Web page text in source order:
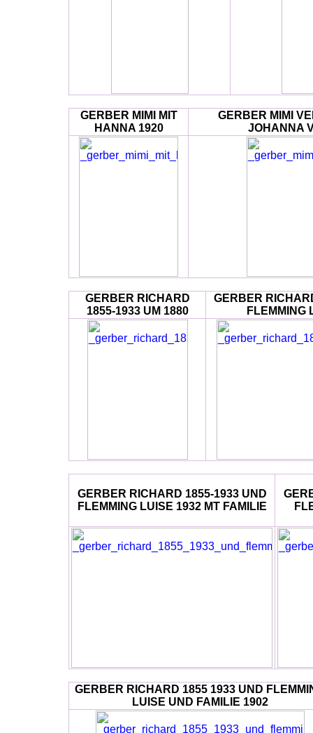
GERBER MIMI MIT
HANNA 1920
GERBER MIMI
JOHANNA
GERBER RICHARD
1855-1933 UM 1880
GERBER
FLEMMING
GERBER RICHARD 1855-1933 UND
FLEMMING LUISE 1932 MT FAMILIE
GERBER RICHARD 1855 1933 UND
LUISE UND FAMILIE 1902